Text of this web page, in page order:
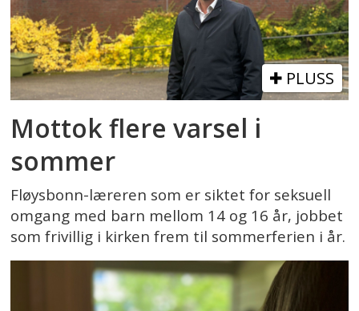
PLUSS
Mottok flere varsel i
sommer
Fløysbonn-læreren som er siktet for seksuell
omgang med barn mellom 14 og 16 år, jobbet
som frivillig i kirken frem til sommerferien i år.